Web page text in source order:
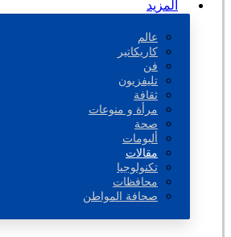
المزيد
عالم
كاريكاتير
فن
تليفزيون
ثقافة
مرأة و منوعات
صحة
ألبومات
مقالات
تكنولوجيا
محافظات
صحافة المواطن